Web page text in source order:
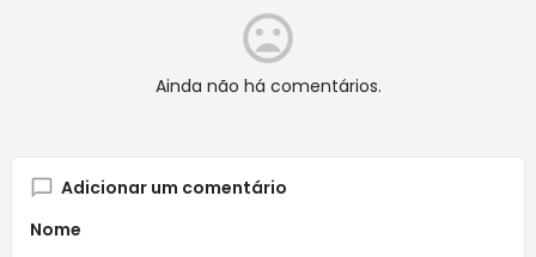
Ainda não há comentários.
Adicionar um comentário
Nome